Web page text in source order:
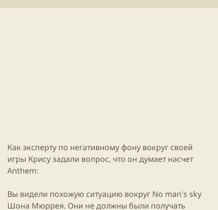
и
н
Как эксперту по негативному фону вокруг своей
игры Крису задали вопрос, что он думает насчет
Anthem:
Вы видели похожую ситуацию вокруг No man's sky
Шона Мюррея. Они не должны были получать